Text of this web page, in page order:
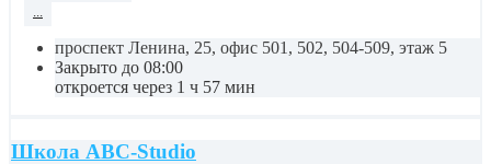
...
проспект Ленина, 25, офис 501, 502, 504-509, этаж 5
Закрыто до 08:00
откроется через 1 ч 57 мин
Школа ABC-Studio